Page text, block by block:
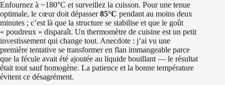
Enfournez à ~180°C et surveillez la cuisson. Pour une tenue
optimale, le cœur doit dépasser85°C pendant au moins deux
minutes ; c’est là que la structure se stabilise et que le goût
« poudreux » disparaît. Un thermomètre de cuisine est un petit
investissement qui change tout. Anecdote : j’ai vu une
première tentative se transformer en flan immangeable parce
que la fécule avait été ajoutée au liquide bouillant — le résultat
était tout sauf homogène. La patience et la bonne température
évitent ce désagrément.